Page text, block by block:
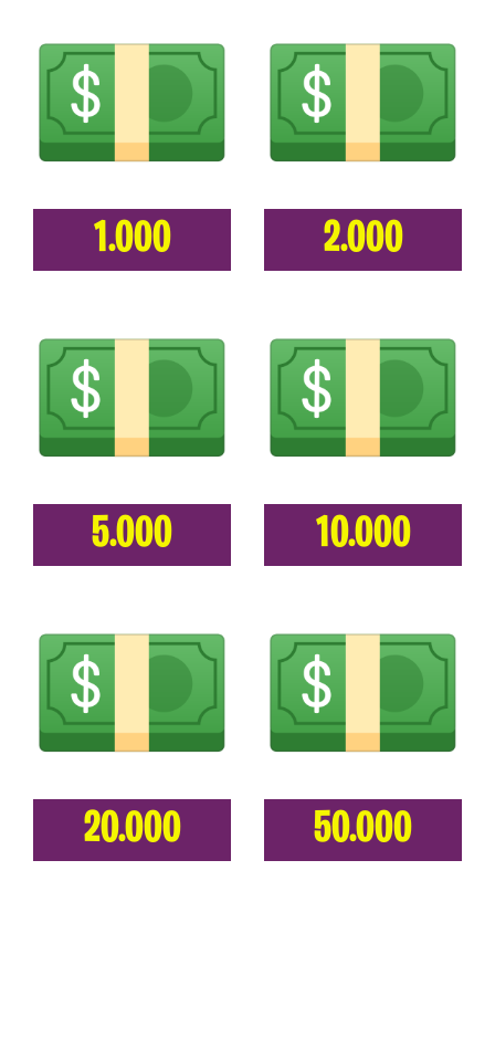
1.000 2.000
5.000 10.000
20.000 50.000